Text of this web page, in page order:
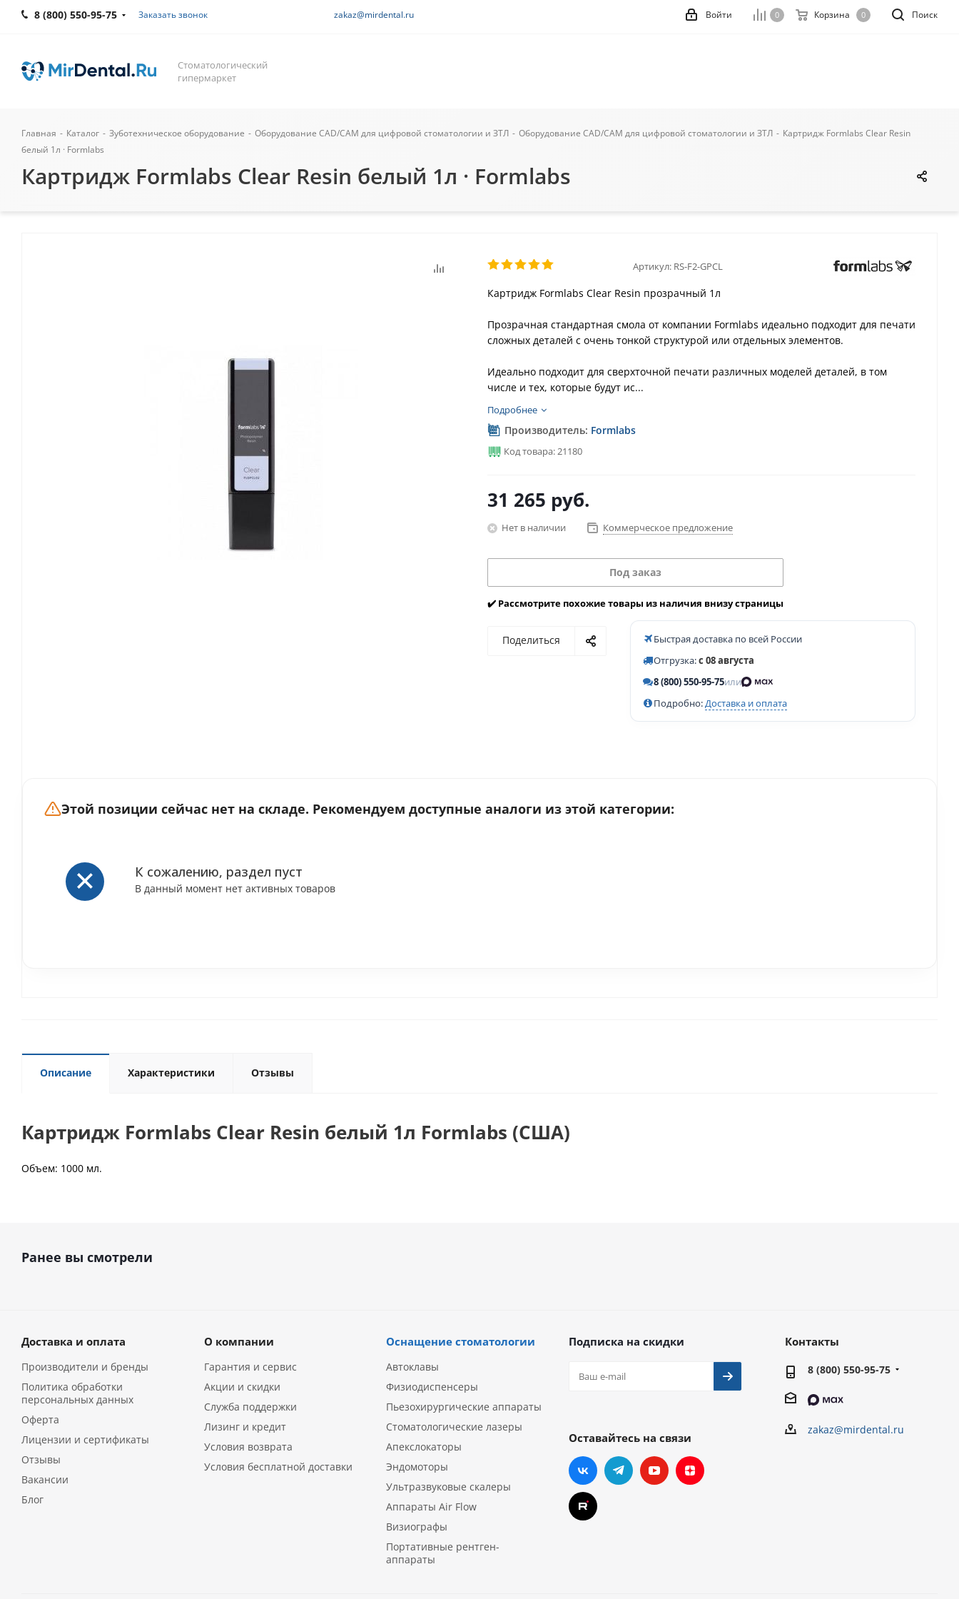
8 (800) 550-95-75 Заказать звонок zakaz@mirdental.ru Поиск
0 Корзина 0
Войти
Стоматологический
гипермаркет
Главная - Каталог - Зуботехническое оборудование - Оборудование CAD/CAM для цифровой стоматологии и ЗТЛ - Оборудование CAD/CAM для цифровой стоматологии и ЗТЛ - Картридж Formlabs Clear Resin
белый 1л · Formlabs
Картридж Formlabs Clear Resin белый 1л · Formlabs
Артикул: RS-F2-GPCL
Картридж Formlabs Clear Resin прозрачный 1л
Прозрачная стандартная смола от компании Formlabs идеально подходит для печати
сложных деталей с очень тонкой структурой или отдельных элементов.
Идеально подходит для сверхточной печати различных моделей деталей, в том
числе и тех, которые будут ис...
Подробнее
Производитель: Formlabs
Код товара: 21180
31 265 руб.
Нет в наличии Коммерческое предложение
Под заказ
✔️ Рассмотрите похожие товары из наличия внизу страницы
Поделиться
Быстрая доставка по всей России
Отгрузка:с 08 августа
8 (800) 550-95-75или
Подробно:Доставка и оплата
Этой позиции сейчас нет на складе. Рекомендуем доступные аналоги из этой категории:
К сожалению, раздел пуст
В данный момент нет активных товаров
Описание Характеристики Отзывы
Картридж Formlabs Clear Resin белый 1л Formlabs (США)
Объем: 1000 мл.
Ранее вы смотрели
Доставка и оплата
Производители и бренды
Политика обработки
персональных данных
Оферта
Лицензии и сертификаты
Отзывы
Вакансии
Блог
О компании
Гарантия и сервис
Акции и скидки
Служба поддержки
Лизинг и кредит
Условия возврата
Условия бесплатной доставки
Оснащение стоматологии
Автоклавы
Физиодиспенсеры
Пьезохирургические аппараты
Стоматологические лазеры
Апекслокаторы
Эндомоторы
Ультразвуковые скалеры
Аппараты Air Flow
Визиографы
Портативные рентген-
аппараты
Подписка на скидки
Оставайтесь на связи
Контакты
8 (800) 550-95-75
zakaz@mirdental.ru